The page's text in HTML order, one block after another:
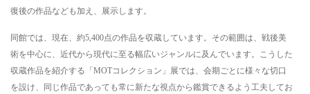
復後の作品なども加え、展示します。
同館では、現在、約5,400点の作品を収蔵しています。その範囲は、戦後美
術を中心に、近代から現代に至る幅広いジャンルに及んでいます。こうした
収蔵作品を紹介する「MOTコレクション」展では、会期ごとに様々な切口
を設け、同じ作品であっても常に新たな視点から鑑賞できるよう工夫してお